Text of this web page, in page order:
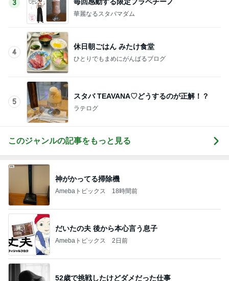
神がかってる掃除機
Amebaトピックス 18時間前
だいたの夫 後から本心言う息子
Amebaトピックス
Amebaトピックス 1日前
失意の中の気になってた博多ラーメン
Amebaトピックス 1日前
長女が初めて作ったいびつな形
Amebaトピックス 2日前